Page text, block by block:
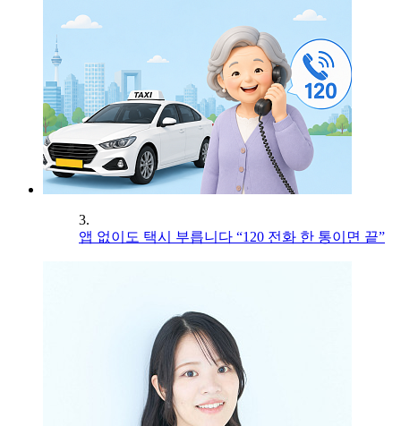
3.
앱 없이도 택시 부릅니다 “120 전화 한 통이면 끝”